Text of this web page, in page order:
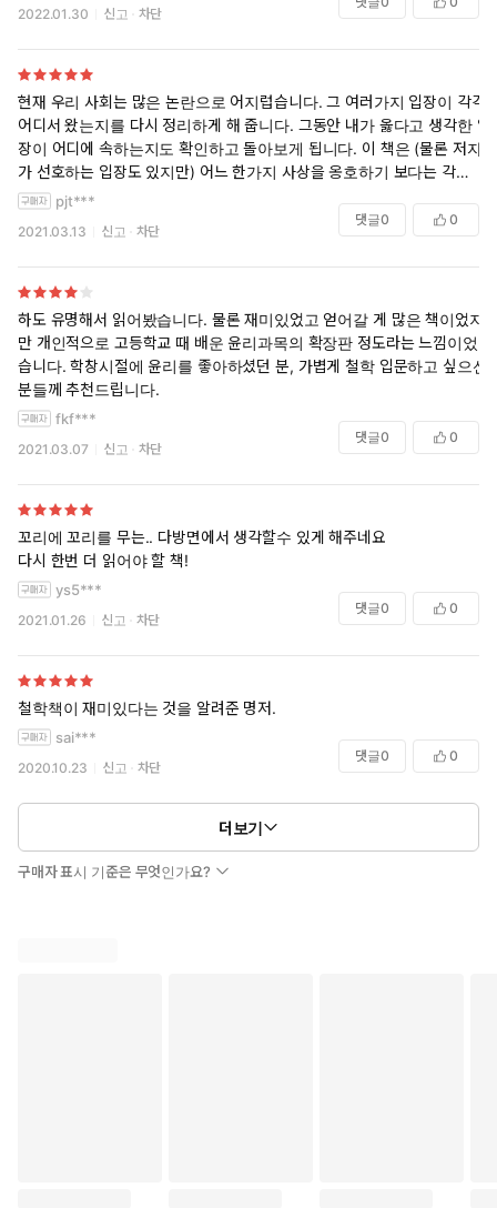
계적으로 구성하고 있다. 그는 다른 공동체가 가진 도덕성을 외면
하는 공동체주의의 사고를 경계한다. 이런 점에서 저자는 단순한
공동체주의가 아니라, 자유주의의 장점을 수용하고 종합한 공동
체주의의 입장을 가지고 있는 것이다. 이것이 저자가 이 책에 정
의에 대한 확고한 정답을 담지 않은 이유다. 이 책은 정의에 대해
깊이 사색하는 시간을 만들어 미래의 철학자, 인문학자, 정치가가
되기 위해 자신의 사고를 다듬는 독자들에게 깨달음의 기회를 만
나는 획기적인 프레임을 선사한다.
추천의 글
토론과 고민을 통해 스스로 어떤 사람인지 알게 되고, 이를 통해
자신이 가진 입장의 장점과 한계를 인식하게 된다. 나아가 다른
사람들을 이해하게 된다. 이 책은 바로 이런 노력을 하는 시민들
에게 결정적인 도움을 준다. - 김선욱, 숭실대학교 철학과 교수
우리가 만들어가야 할 민주주의가 어떤 것이며 이를 위해서 필요한
심을 우리가 좀 더 진지하게 공유할 수 있기를 기대한다. - 이현우,
인문학자, ‘로쟈의 저공비행’ 블로그 운영
마이클 샌델은 정치적으로 가장 어려운 도덕적 주제들을 과감히 다
루며, 정치적 견해의 차이점을 명확히 보여 준다. - 마이클 거슨, 워
싱턴 포스트
마이클 샌델은 수년간 강의해 온 경험을 통해 정의의 이론들을 명확
하고 빠르게 이해할 수 있도록 설명하고 있다. 철학자들의 견해를
이토록 쉽게 설명한 책은 없었다. - 조너선 라우흐, 뉴욕 타임스
가르침으로부터 나온 에피소드를 흥미롭고 재미있게 엮었다. 우
리가 교수들로부터 늘 원했던 뛰어난 해설이다. - 키르쿠스 리뷰
스
2022.01.30 신고 차단
현재 우리 사회는 많은 논란으로 어지럽습니다. 그 여러가지 입장이 각각
어디서 왔는지를 다시 정리하게 해 줍니다. 그동안 내가 옳다고 생각한 입
장이 어디에 속하는지도 확인하고 돌아보게 됩니다. 이 책은 (물론 저자
가 선호하는 입장도 있지만) 어느 한가지 사상을 옹호하기 보다는 각각의
입장에서 생각해 보게 합니다. 그래서 한번에 그냥 다 읽어 버리기 보다는
던져지는 주제와 그에 대한 각 입장에서 한번씩 생각해 보는게 좋다고 봅
니다.
pjt***
2021.03.13 신고 차단
댓글0 0
하도 유명해서 읽어봤습니다. 물론 재미있었고 얻어갈 게 많은 책이었지
만 개인적으로 고등학교 때 배운 윤리과목의 확장판 정도라는 느낌이었
습니다. 학창시절에 윤리를 좋아하셨던 분, 가볍게 철학 입문하고 싶으신
분들께 추천드립니다.
fkf***
2021.03.07 신고 차단
댓글0 0
꼬리에 꼬리를 무는.. 다방면에서 생각할수 있게 해주네요
다시 한번 더 읽어야 할 책!
ys5***
2021.01.26 신고 차단
댓글0 0
철학책이 재미있다는 것을 알려준 명저.
sai***
2020.10.23 신고 차단
댓글0 0
더보기
구매자 표시 기준은 무엇인가요?